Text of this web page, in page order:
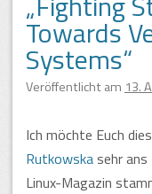
Towards
Systems“
Veröffentlicht am 13.
Ich möchte Euch
Rutkowskasehr
Linux-Magazin